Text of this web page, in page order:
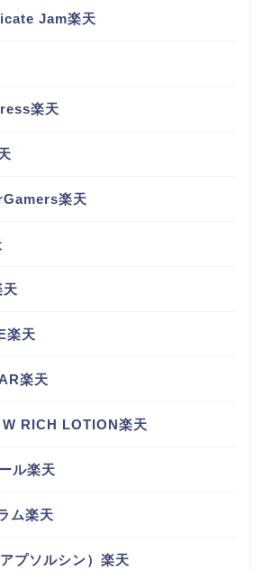
Jam楽天
楽天
楽天
楽天
楽天
RICH LOTION楽天
ル楽天
ム楽天
プソルシン）楽天